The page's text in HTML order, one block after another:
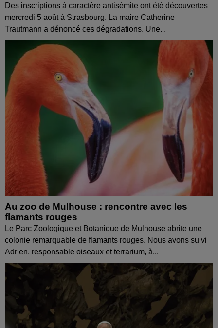
Des inscriptions à caractère antisémite ont été découvertes
mercredi 5 août à Strasbourg. La maire Catherine
Trautmann a dénoncé ces dégradations. Une...
Au zoo de Mulhouse : rencontre avec les
flamants rouges
Le Parc Zoologique et Botanique de Mulhouse abrite une
colonie remarquable de flamants rouges. Nous avons suivi
Adrien, responsable oiseaux et terrarium, à...